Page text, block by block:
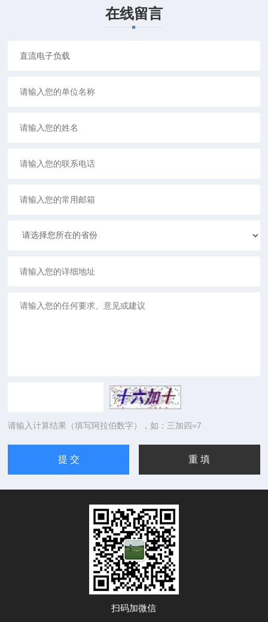
在线留言
请输入计算结果（填写阿拉伯数字），如：三加四=7
扫码加微信